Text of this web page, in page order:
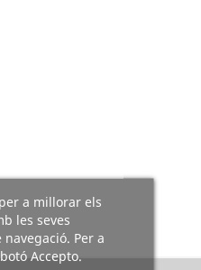
a millorar els
les seves
Per a
Accepto.